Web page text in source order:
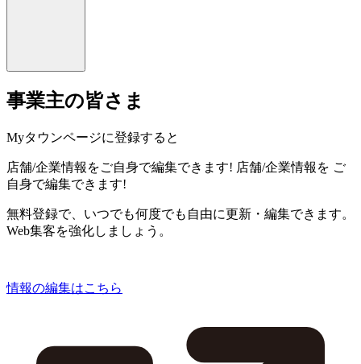
事業主の皆さま
Myタウンページに登録すると
店舗/企業情報をご自身で編集できます! 店舗/企業情報を ご
自身で編集できます!
無料登録で、いつでも何度でも自由に更新・編集できます。
Web集客を強化しましょう。
情報の編集はこちら